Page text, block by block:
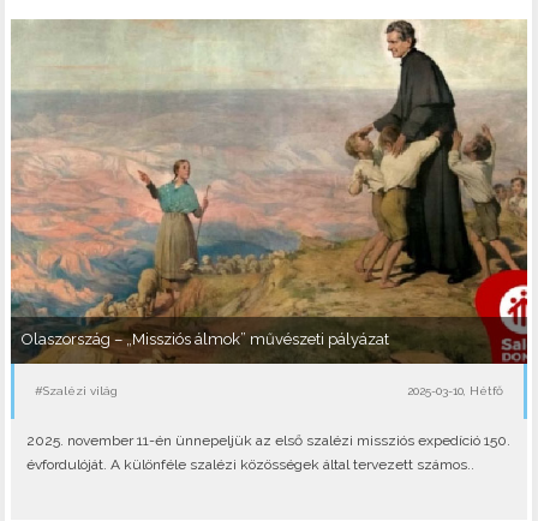
Olaszország – „Missziós álmok” művészeti pályázat
#Szalézi világ 2025-03-10, Hétfő
2025. november 11-én ünnepeljük az első szalézi missziós expedíció 150.
évfordulóját. A különféle szalézi közösségek által tervezett számos..